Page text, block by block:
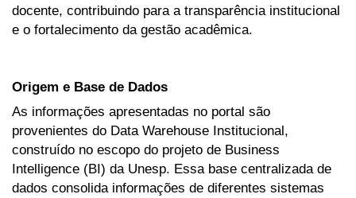
docente, contribuindo para a transparência institucional
e o fortalecimento da gestão acadêmica.
Origem e Base de Dados
As informações apresentadas no portal são
provenientes do Data Warehouse Institucional,
construído no escopo do projeto de Business
Intelligence (BI) da Unesp. Essa base centralizada de
dados consolida informações de diferentes sistemas